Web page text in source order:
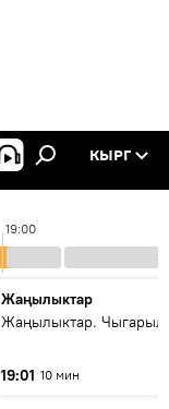
КЫРГ
19:00
Жаңылыктар
Жаңылыктар.
19:01 10 мин